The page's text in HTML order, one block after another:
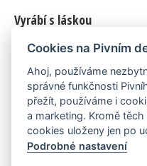
Vyrábí s láskou
© 2010–2026 byLukáš Zeman
Máme rádi
Pivní.info
Poznámka pod čarou
Cookies na Pivním
Ahoj, používáme
správné funkčnosti
přežít, používáme i
a marketing. Kromě
cookies uloženy jen po
Podrobné nastavení